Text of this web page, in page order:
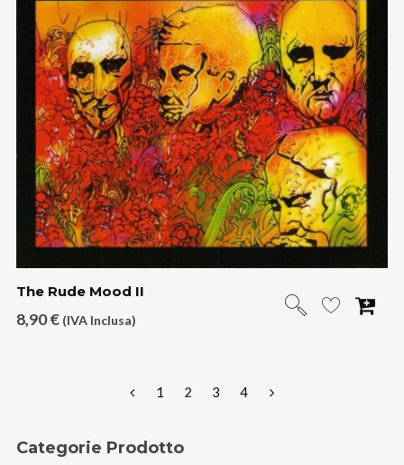
The Rude Mood II
8,90€ (IVA Inclusa)
1 2 3 4
Categorie Prodotto